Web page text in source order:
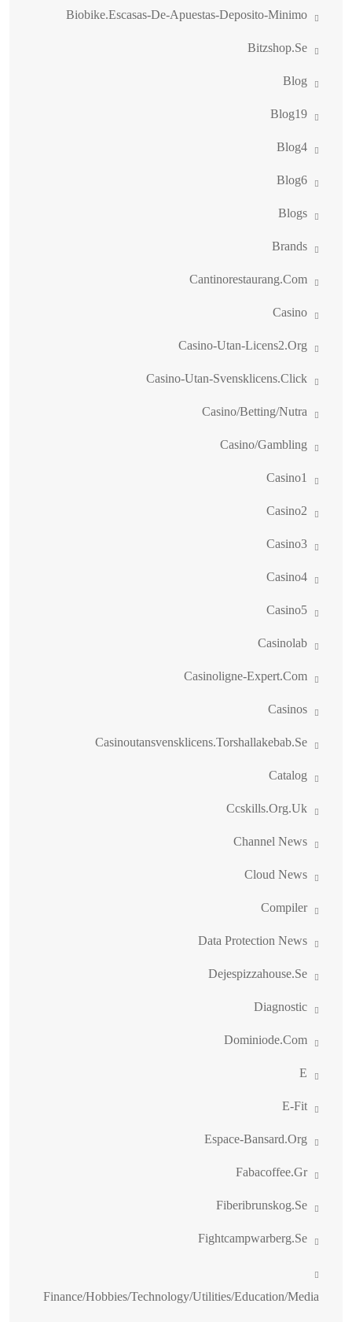
Biobike.escasas-De-Apuestas-Deposito-Minimo
Bitzshop.se
Blog
Blog19
Blog4
Blog6
Blogs
Brands
Cantinorestaurang.com
Casino
Casino-Utan-Licens2.org
Casino-Utan-Svensklicens.click
Casino/betting/nutra
Casino/gambling
Casino1
Casino2
Casino3
Casino4
Casino5
Casinolab
Casinoligne-Expert.com
Casinos
Casinoutansvensklicens.torshallakebab.se
Catalog
Ccskills.org.uk
Channel News
Cloud News
Compiler
Data Protection News
Dejespizzahouse.se
Diagnostic
Dominiode.com
E
E-Fit
Espace-Bansard.org
Fabacoffee.gr
Fiberibrunskog.se
Fightcampwarberg.se
Finance/Hobbies/Technology/Utilities/Education/Media